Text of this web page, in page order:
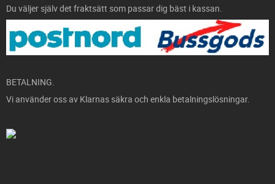
Du väljer själv det fraktsätt som passar dig bäst i kassan.
BETALNING.
Vi använder oss av Klarnas säkra och enkla betalningslösningar.